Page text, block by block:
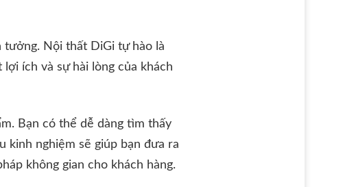
Nội thất DiGi tự hào là
ích và sự hài lòng của khách
Bạn có thể dễ dàng tìm thấy
kinh nghiệm sẽ giúp bạn đưa ra
không gian cho khách hàng.